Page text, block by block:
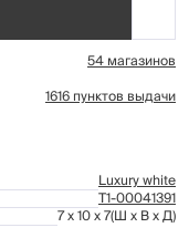
54 магазинов
1616 пунктов выдачи
Luxury white
Т1-00041391
7 x 10 x 7(Ш x В x Д)